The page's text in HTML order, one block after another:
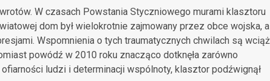
W czasach Powstania Styczniowego murami klasztoru
dom był wielokrotnie zajmowany przez obce wojska, a
Wspomnienia o tych traumatycznych chwilach są wciąż
powódź w 2010 roku znacząco dotknęła zarówno
ludzi i determinacji wspólnoty, klasztor podźwignął